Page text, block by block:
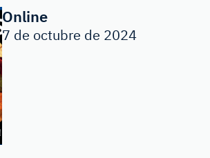
Online
7 de octubre de 2024